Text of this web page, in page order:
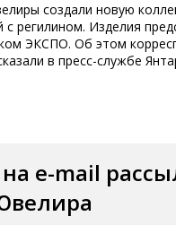
создали новую
регилином. Изделия
ЭКСПО. Об этом
в пресс-службе
e-mail